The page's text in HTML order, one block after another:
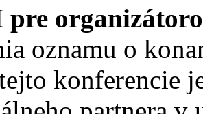
oznamu o
konferencie